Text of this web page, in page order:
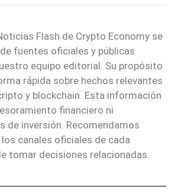
Flash de Crypto Economy se
fuentes oficiales y públicas
equipo editorial. Su propósito
rápida sobre hechos relevantes
y blockchain. Esta información
financiero ni
de inversión. Recomendamos
canales oficiales de cada
tomar decisiones relacionadas.